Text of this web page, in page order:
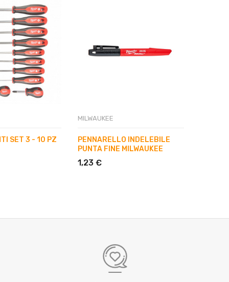
SET 3 - 10 PZ
MILWAUKEE
PENNARELLO INDELEBILE
PUNTA FINE MILWAUKEE
1,23 €